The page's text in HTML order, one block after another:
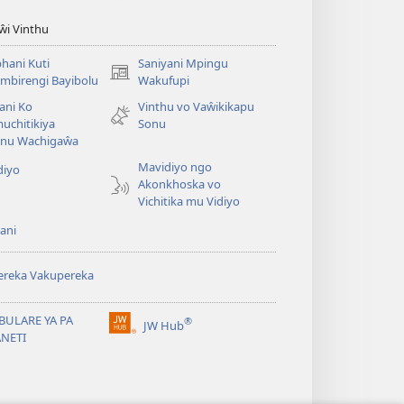
Vinthu
Kuti
Bayibolu
Saniyani Mpingu
Wakufupi
(Lajula
Linyaki)
Ko
Wachigaŵa
Vinthu vo Vaŵikikapu
Sonu
Mavidiyo ngo
Akonkhoska vo
Vichitika mu Vidiyo
Vakupereka
YA PA
JW Hub®
(Lajula